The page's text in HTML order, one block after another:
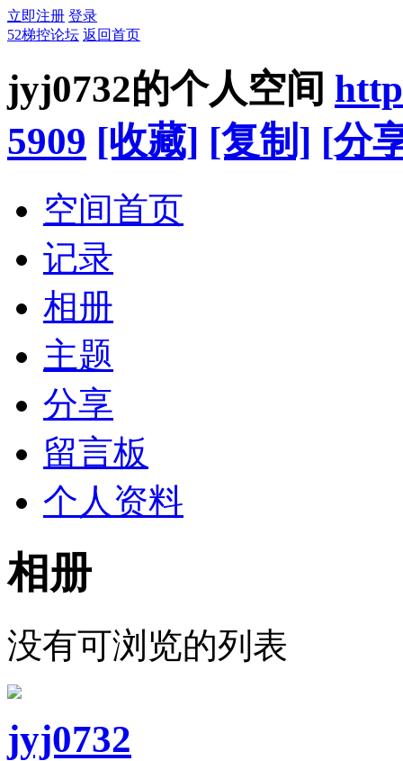
立即注册 登录
52梯控论坛 返回首页
jyj0732的个人空间
5909 [收藏] [复制] [分
空间首页
记录
相册
主题
分享
留言板
个人资料
相册
没有可浏览的列表
jyj0732